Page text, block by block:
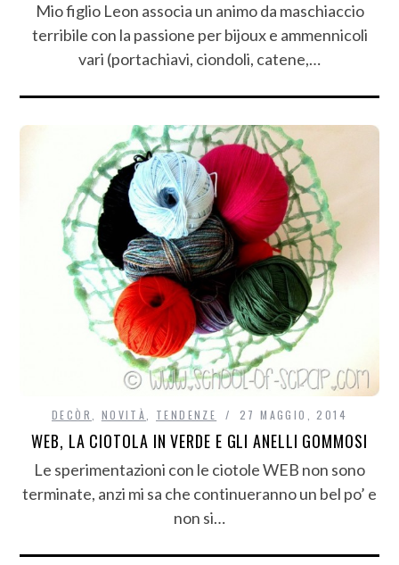
Mio figlio Leon associa un animo da maschiaccio
terribile con la passione per bijoux e ammennicoli
vari (portachiavi, ciondoli, catene,…
DECÒR NOVITÀ TENDENZE 27 MAGGIO, 2014
WEB, LA CIOTOLA IN VERDE E GLI ANELLI GOMMOSI
Le sperimentazioni con le ciotole WEB non sono
terminate, anzi mi sa che continueranno un bel po’ e
non si…